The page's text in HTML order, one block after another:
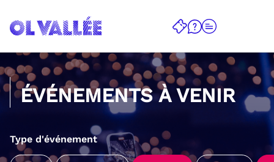
ÉVÉNEMENTS À VENIR
Type d'événement